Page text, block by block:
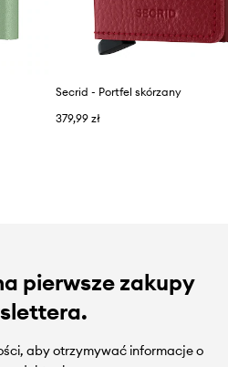
Secrid - Portfel skórzany
379,99 zł
pierwsze zakupy
aby otrzymywać informacje o